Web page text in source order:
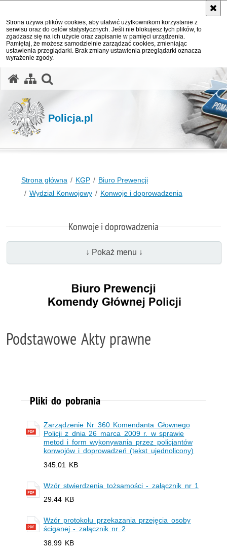
Strona używa plików cookies, aby ułatwić użytkownikom korzystanie z
serwisu oraz do celów statystycznych. Jeśli nie blokujesz tych plików, to
zgadzasz się na ich użycie oraz zapisanie w pamięci urządzenia.
Pamiętaj, że możesz samodzielnie zarządzać cookies, zmieniając
ustawienia przeglądarki. Brak zmiany ustawienia przeglądarki oznacza
wyrażenie zgody.
Policja.pl
Strona główna KGP
Biuro Prewencji
Wydział Konwojowy
Konwoje i doprowadzenia
Konwoje i doprowadzenia
↓ Pokaż menu ↓
Podstawowe Akty prawne
Pliki do pobrania
Zarządzenie Nr 360 Komendanta Głownego
Policji z dnia 26 marca 2009 r. w sprawie
metod i form wykonywania przez policjantów
konwojów i doprowadzeń (tekst ujednolicony)
345.01 KB
Wzór stwierdzenia tożsamości - załącznik nr 1
29.44 KB
Wzór protokołu przekazania przejęcia osoby
ściganej - załącznik nr 2
38.99 KB